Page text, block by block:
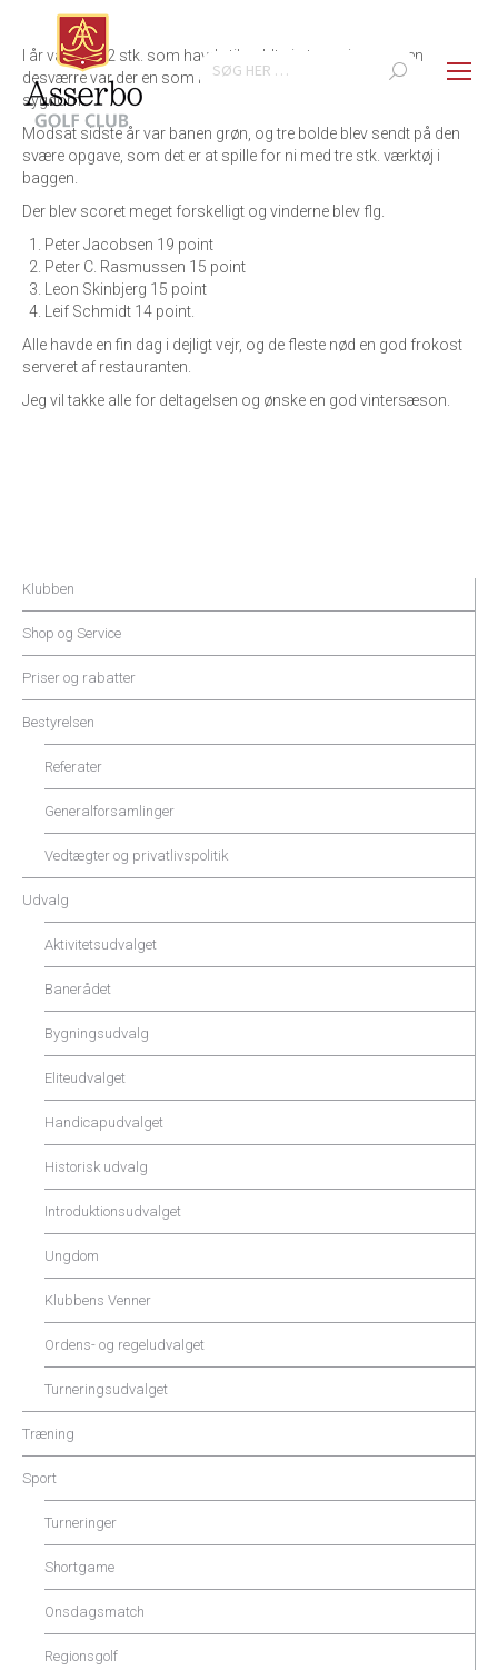
Search:
I år var der 12 stk. som havde tilmeldt sig turneringen, men
desværre var der en som måtte melde afbud på grund af
sygdom.
Modsat sidste år var banen grøn, og tre bolde blev sendt på den
svære opgave, som det er at spille for ni med tre stk. værktøj i
baggen.
Der blev scoret meget forskelligt og vinderne blev flg.
Peter Jacobsen 19 point
Peter C. Rasmussen 15 point
Leon Skinbjerg 15 point
Leif Schmidt 14 point.
Alle havde en fin dag i dejligt vejr, og de fleste nød en god frokost
serveret af restauranten.
Jeg vil takke alle for deltagelsen og ønske en god vintersæson.
Klubben
Shop og Service
Priser og rabatter
Bestyrelsen
Referater
Generalforsamlinger
Vedtægter og privatlivspolitik
Udvalg
Aktivitetsudvalget
Banerådet
Bygningsudvalg
Eliteudvalget
Handicapudvalget
Historisk udvalg
Introduktionsudvalget
Ungdom
Klubbens Venner
Ordens- og regeludvalget
Turneringsudvalget
Træning
Sport
Turneringer
Shortgame
Onsdagsmatch
Regionsgolf